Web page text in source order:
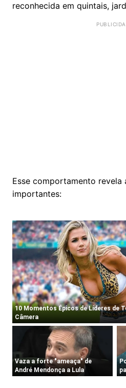
reconhecida em quintais,
Esse comportamento revela
importantes: